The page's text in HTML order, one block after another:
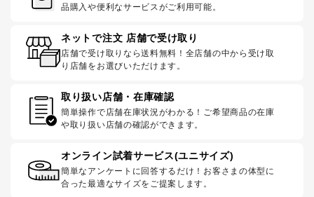
品購入や便利なサービスがご利用可能。
ネットで注文 店舗で受け取り
店舗で受け取りなら送料無料！全店舗の中から受け取
り店舗をお選びいただけます。
取り扱い店舗・在庫確認
簡単操作で店舗在庫状況がわかる！ご希望商品の在庫
や取り扱い店舗の確認ができます。
オンライン試着サービス(ユニサイズ)
簡単なアンケートに回答するだけ！お客さまの体型に
合った最適なサイズをご提案します。